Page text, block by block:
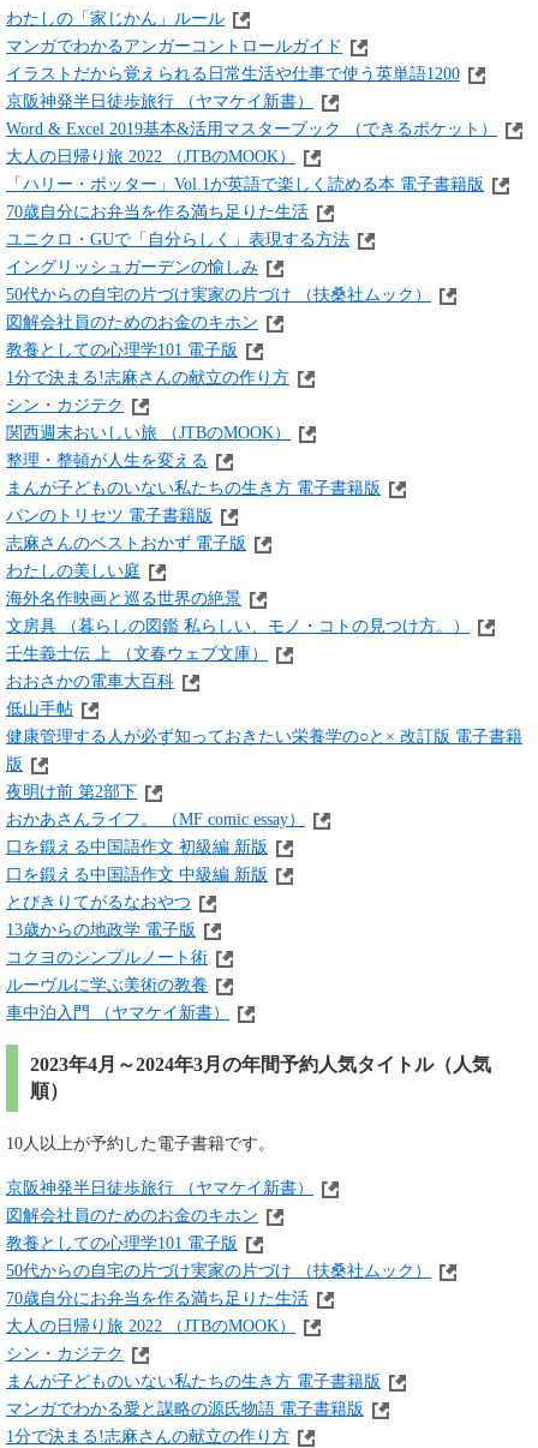
わたしの「家じかん」ルール
マンガでわかるアンガーコントロールガイド
イラストだから覚えられる日常生活や仕事で使う英単語1200
京阪神発半日徒歩旅行 （ヤマケイ新書）
Word & Excel 2019基本&活用マスターブック （できるポケット）
大人の日帰り旅 2022 （JTBのMOOK）
「ハリー・ポッター」Vol.1が英語で楽しく読める本 電子書籍版
70歳自分にお弁当を作る満ち足りた生活
ユニクロ・GUで「自分らしく」表現する方法
イングリッシュガーデンの愉しみ
50代からの自宅の片づけ実家の片づけ （扶桑社ムック）
図解会社員のためのお金のキホン
教養としての心理学101 電子版
1分で決まる!志麻さんの献立の作り方
シン・カジテク
関西週末おいしい旅 （JTBのMOOK）
整理・整頓が人生を変える
まんが子どものいない私たちの生き方 電子書籍版
パンのトリセツ 電子書籍版
志麻さんのベストおかず 電子版
わたしの美しい庭
海外名作映画と巡る世界の絶景
文房具 （暮らしの図鑑 私らしい、モノ・コトの見つけ方。）
壬生義士伝 上 （文春ウェブ文庫）
おおさかの電車大百科
低山手帖
健康管理する人が必ず知っておきたい栄養学の○と× 改訂版 電子書籍
版
夜明け前 第2部下
おかあさんライフ。 （MF comic essay）
口を鍛える中国語作文 初級編 新版
口を鍛える中国語作文 中級編 新版
とびきりてがるなおやつ
13歳からの地政学 電子版
コクヨのシンプルノート術
ルーヴルに学ぶ美術の教養
車中泊入門 （ヤマケイ新書）
2023年4月～2024年3月の年間予約人気タイトル（人気
順）
10人以上が予約した電子書籍です。
京阪神発半日徒歩旅行 （ヤマケイ新書）
図解会社員のためのお金のキホン
教養としての心理学101 電子版
50代からの自宅の片づけ実家の片づけ （扶桑社ムック）
70歳自分にお弁当を作る満ち足りた生活
大人の日帰り旅 2022 （JTBのMOOK）
シン・カジテク
まんが子どものいない私たちの生き方 電子書籍版
マンガでわかる愛と謀略の源氏物語 電子書籍版
1分で決まる!志麻さんの献立の作り方